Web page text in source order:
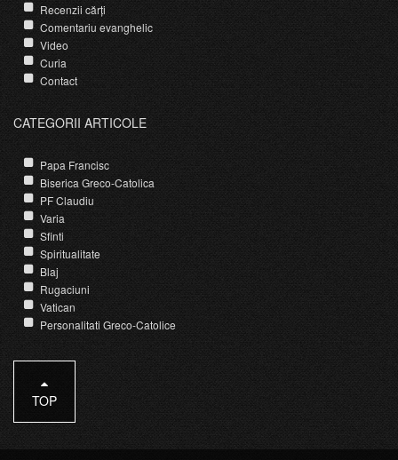
Recenzii cărți
Comentariu evanghelic
Video
Curia
Contact
CATEGORII ARTICOLE
Papa Francisc
Biserica Greco-Catolica
PF Claudiu
Varia
Sfinti
Spiritualitate
Blaj
Rugaciuni
Vatican
Personalitati Greco-Catolice
TOP